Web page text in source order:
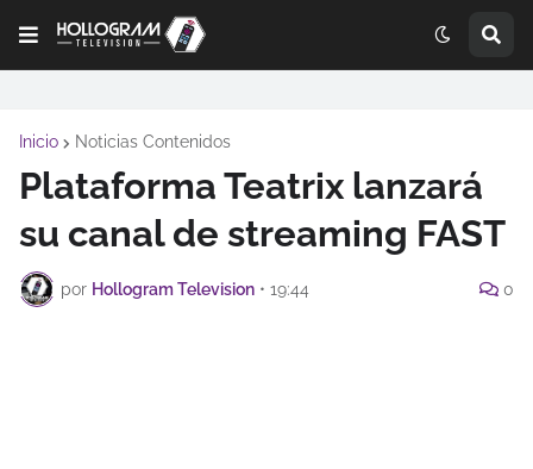
Inicio Noticias Contenidos
Plataforma Teatrix lanzará
su canal de streaming FAST
por Hollogram Television • 19:44 0